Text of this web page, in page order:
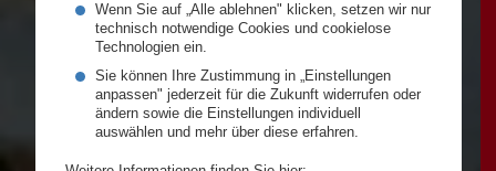
Wenn Sie auf „Alle ablehnen" klicken, setzen wir nur
technisch notwendige Cookies und cookielose
Technologien ein.
Sie können Ihre Zustimmung in „Einstellungen
anpassen" jederzeit für die Zukunft widerrufen oder
ändern sowie die Einstellungen individuell
auswählen und mehr über diese erfahren.